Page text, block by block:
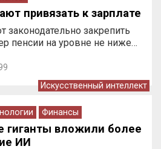
привязать к зарплате
законодательно закрепить
пенсии на уровне не ниже…
Искусственный интеллект
Финансы
гиганты вложили более
ИИ